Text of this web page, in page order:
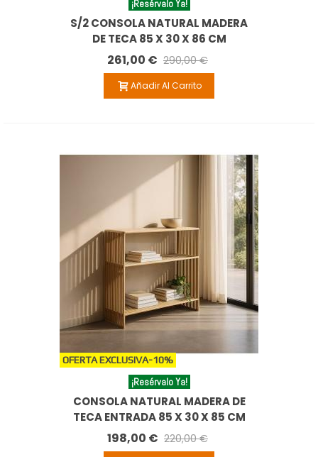
¡Resérvalo Ya!
S/2 CONSOLA NATURAL MADERA
DE TECA 85 X 30 X 86 CM
261,00 € 290,00 €
Añadir Al Carrito
OFERTA EXCLUSIVA-10%
¡Resérvalo Ya!
CONSOLA NATURAL MADERA DE
TECA ENTRADA 85 X 30 X 85 CM
198,00 € 220,00 €